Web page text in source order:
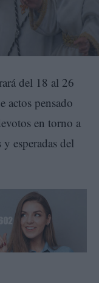
del 18 al 26
actos pensado
en torno a
esperadas del